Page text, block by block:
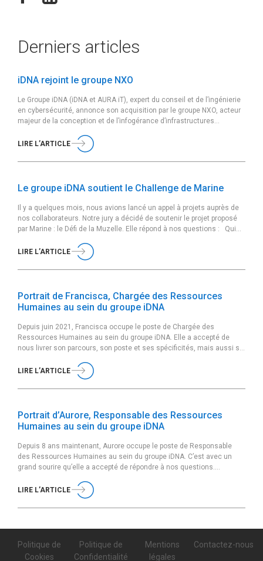
Derniers articles
iDNA rejoint le groupe NXO
Le Groupe iDNA (iDNA et AURA iT), expert du conseil et de l’ingénierie
en cybersécurité, annonce son acquisition par le groupe NXO, acteur
majeur de la conception et de l’infogérance d’infrastructures
Fondé en 2011 et basé à Paris, le Groupe iDNA accompagne ses
LIRE L’ARTICLE
Le groupe iDNA soutient le Challenge de Marine
Il y a quelques mois, nous avions lancé un appel à projets auprès de
nos collaborateurs. Notre jury a décidé de soutenir le projet proposé
par Marine : le Défi de la Muzelle. Elle répond à nos questions : Qui
Marine, je viens […]
LIRE L’ARTICLE
Portrait de Francisca, Chargée des Ressources
Humaines au sein du groupe iDNA
Depuis juin 2021, Francisca occupe le poste de Chargée des
Ressources Humaines au sein du groupe iDNA. Elle a accepté de
nous livrer son parcours, son poste et ses spécificités, mais aussi sa
Francisca, j’habite en banlieue parisienne et je suis chargée des
LIRE L’ARTICLE
Portrait d’Aurore, Responsable des Ressources
Humaines au sein du groupe iDNA
Depuis 8 ans maintenant, Aurore occupe le poste de Responsable
des Ressources Humaines au sein du groupe iDNA. C’est avec un
grand sourire qu’elle a accepté de répondre à nos questions.
vision et ses valeurs. Peux-tu te présenter rapidement ? Je m’appelle
LIRE L’ARTICLE
Politique de
Cookies
Politique de
Confidentialité
Mentions
légales
Contactez-nous